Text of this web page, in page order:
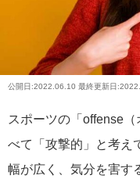
公開日:2022.06.10 最終更新日
スポーツの「offense
べて「攻撃的」と考え
幅が広く、気分を害す